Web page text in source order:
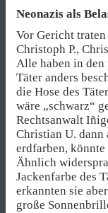
Neonazis als
Vor Gericht
Christoph P.,
Alle haben in
Täter anders
die Hose des
wäre „schwarz“
Rechtsanwalt
Christian U. dann
erdfarben, könnte
Ähnlich
Jackenfarbe des
erkannten sie
große